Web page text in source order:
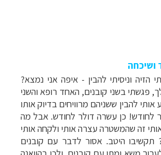
ושיכחה
הזיה וניסיתי להבין - איפה אני נמצא?
פגשתי בשני קובנים, האחד רופא והשני
אותי להבין ששניהם מרוויחים בדיוק אותו
10 דולר לחודש! כן עשרה דולר לחודש. אבל מה
זה שהמשטרה עצרה אותי ולקחה אותי
תקשיבו היטב. אסור לדבר עם קובנים